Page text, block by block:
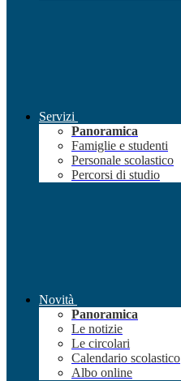
Servizi
Panoramica
Famiglie e studenti
Personale scolastico
Percorsi di studio
Novità
Panoramica
Le notizie
Le circolari
Calendario scolastico
Albo online